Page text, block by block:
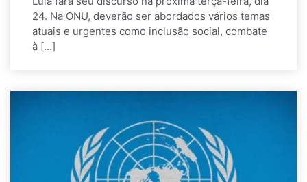
24. Na ONU, deverão ser abordados vários temas
atuais e urgentes como inclusão social, combate
à […]